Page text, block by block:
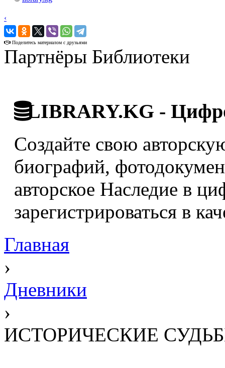
‹
›
Поделитесь материалом с друзьями
Партнёры Библиотеки
LIBRARY.KG -
Создайте свою
биографий,
авторское Наследие в
зарегистрироваться в
Главная
›
Дневники
›
ИСТОРИЧЕСКИЕ